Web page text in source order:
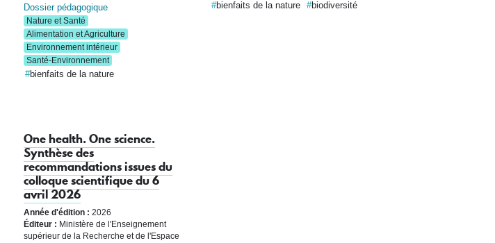
Dossier pédagogique
Nature et Santé
Alimentation et Agriculture
Environnement intérieur
Santé-Environnement
bienfaits de la nature
bienfaits de la nature
biodiversité
One health. One science.
Synthèse des
recommandations issues du
colloque scientifique du 6
avril 2026
Année d'édition : 2026
Éditeur : Ministère de l'Enseignement
supérieur de la Recherche et de l'Espace